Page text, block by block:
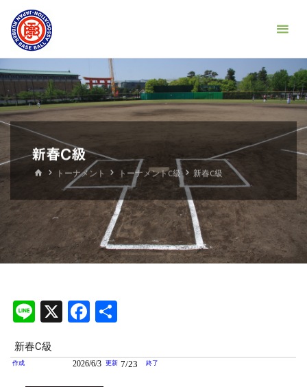
ツ
へ
ス
キ
ッ
軟
式
野
連
盟
左
京
支
部
新春C級
ホ
トーナメント トーナメントC級 新春C級
Li
e
X
F
c